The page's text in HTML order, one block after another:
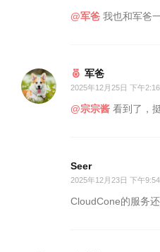
@军爸 我也和军爸
军爸
2025年12月25日 下午2:16
@宗宗酱 看到了，
Seer
2025年12月23日 下午9:54
CloudCone的服务